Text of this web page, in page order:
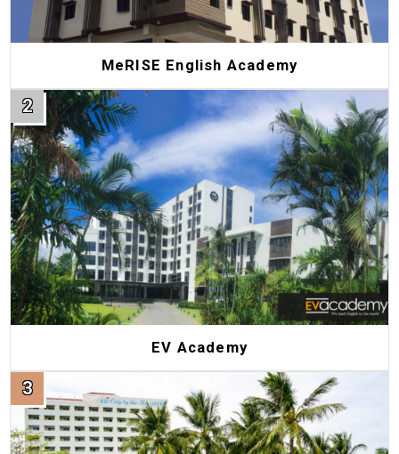
MeRISE English Academy
EV Academy